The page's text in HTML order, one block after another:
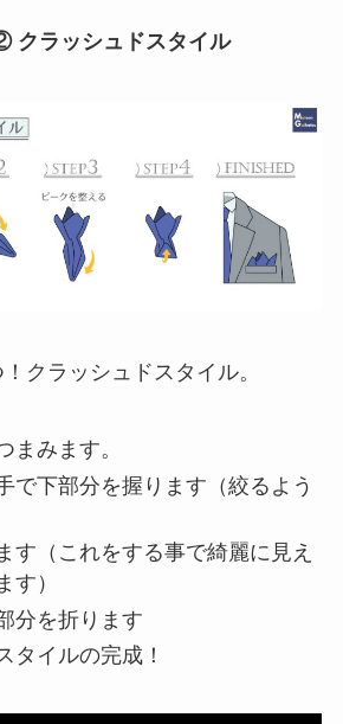
クラッシュドスタイル
クラッシュドスタイル。
まみます。
で下部分を握ります（絞るよう
す（これをする事で綺麗に見え
す）
分を折ります
タイルの完成！